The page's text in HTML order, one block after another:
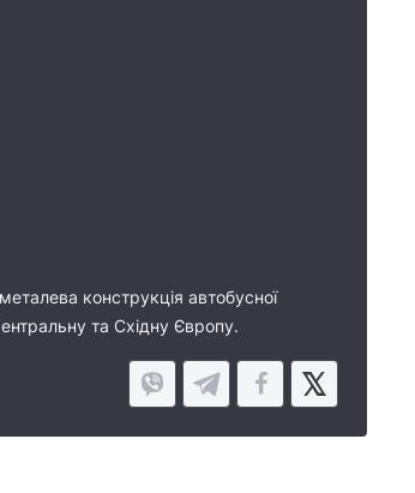
конструкція автобусної
та Східну Європу.